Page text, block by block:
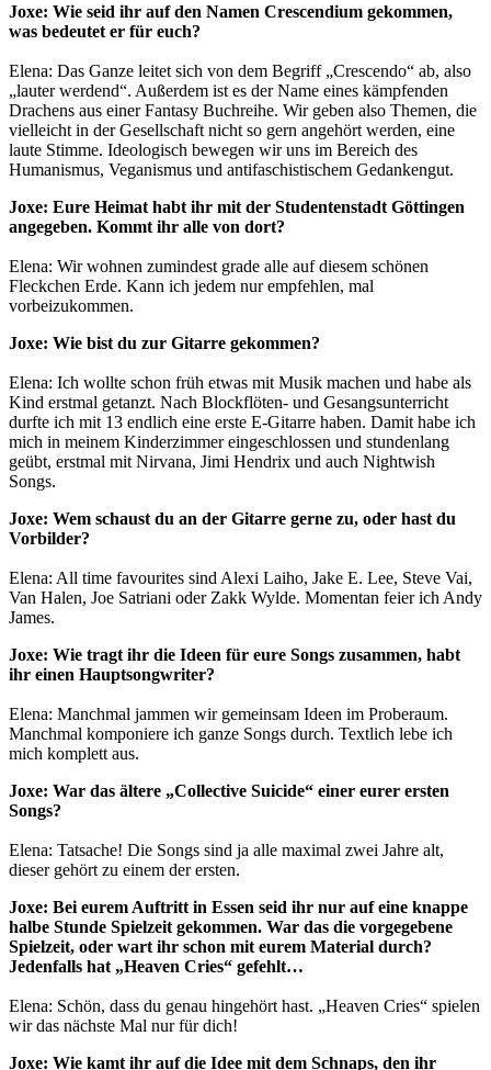
Joxe: Wie seid ihr auf den Namen Crescendium gekommen,
was bedeutet er für euch?
Elena: Das Ganze leitet sich von dem Begriff „Crescendo“ ab, also
„lauter werdend“. Außerdem ist es der Name eines kämpfenden
Drachens aus einer Fantasy Buchreihe. Wir geben also Themen, die
vielleicht in der Gesellschaft nicht so gern angehört werden, eine
laute Stimme. Ideologisch bewegen wir uns im Bereich des
Humanismus, Veganismus und antifaschistischem Gedankengut.
Joxe: Eure Heimat habt ihr mit der Studentenstadt Göttingen
angegeben. Kommt ihr alle von dort?
Elena: Wir wohnen zumindest grade alle auf diesem schönen
Fleckchen Erde. Kann ich jedem nur empfehlen, mal
vorbeizukommen.
Joxe: Wie bist du zur Gitarre gekommen?
Elena: Ich wollte schon früh etwas mit Musik machen und habe als
Kind erstmal getanzt. Nach Blockflöten- und Gesangsunterricht
durfte ich mit 13 endlich eine erste E-Gitarre haben. Damit habe ich
mich in meinem Kinderzimmer eingeschlossen und stundenlang
geübt, erstmal mit Nirvana, Jimi Hendrix und auch Nightwish
Songs.
Joxe: Wem schaust du an der Gitarre gerne zu, oder hast du
Vorbilder?
Elena: All time favourites sind Alexi Laiho, Jake E. Lee, Steve Vai,
Van Halen, Joe Satriani oder Zakk Wylde. Momentan feier ich Andy
James.
Joxe: Wie tragt ihr die Ideen für eure Songs zusammen, habt
ihr einen Hauptsongwriter?
Elena: Manchmal jammen wir gemeinsam Ideen im Proberaum.
Manchmal komponiere ich ganze Songs durch. Textlich lebe ich
mich komplett aus.
Joxe: War das ältere „Collective Suicide“ einer eurer ersten
Songs?
Elena: Tatsache! Die Songs sind ja alle maximal zwei Jahre alt,
dieser gehört zu einem der ersten.
Joxe: Bei eurem Auftritt in Essen seid ihr nur auf eine knappe
halbe Stunde Spielzeit gekommen. War das die vorgegebene
Spielzeit, oder wart ihr schon mit eurem Material durch?
Jedenfalls hat „Heaven Cries“ gefehlt…
Elena: Schön, dass du genau hingehört hast. „Heaven Cries“ spielen
wir das nächste Mal nur für dich!
Joxe: Wie kamt ihr auf die Idee mit dem Schnaps, den ihr